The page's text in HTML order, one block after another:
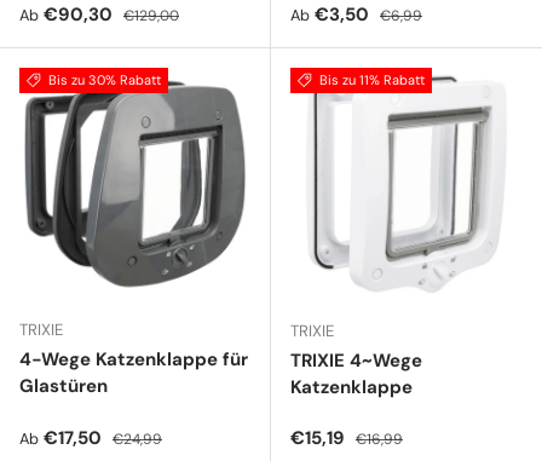
Verkaufspreis
Ab €90,30 Normaler Preis
€129,00 Verkaufspreis
Ab €3,50 Normaler Preis
€6,99
Bis zu 30% Rabatt
TRIXIE
4-Wege Katzenklappe für
Glastüren
Verkaufspreis
Ab €17,50 Normaler Preis
€24,99
Bis zu 11% Rabatt
TRIXIE
TRIXIE 4~Wege
Katzenklappe
Verkaufspreis
€15,19 Normaler Preis
€16,99